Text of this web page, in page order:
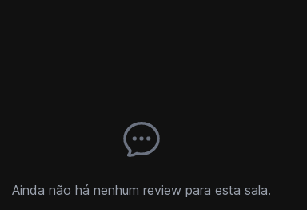
Ainda não há nenhum review para esta sala.